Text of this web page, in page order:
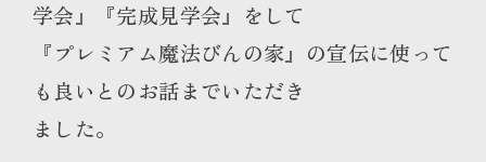
学会』『完成見学会』をして
『プレミアム魔法びんの家』の宣伝に使って
も良いとのお話までいただき
ました。